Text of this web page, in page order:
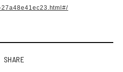
SHARE